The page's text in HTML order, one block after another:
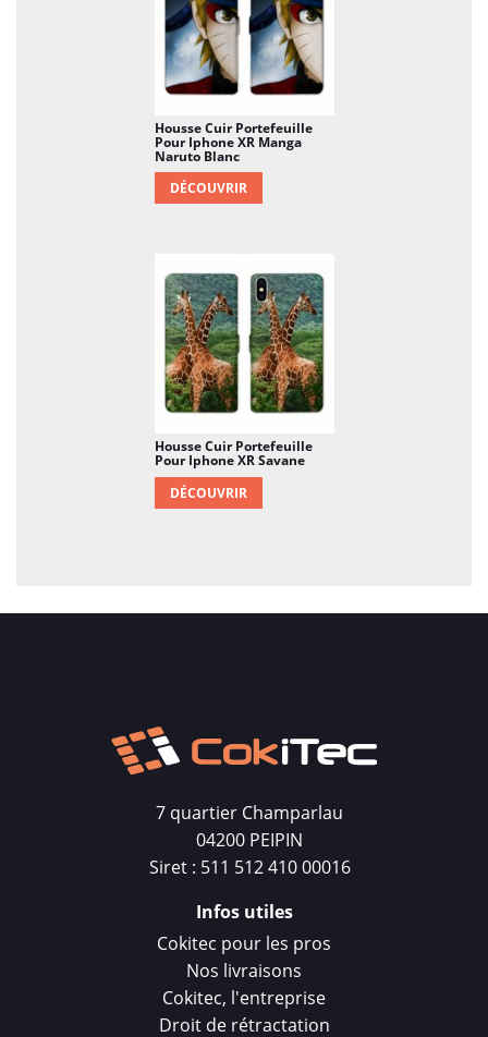
Housse Cuir Portefeuille
Pour Iphone XR Manga
Naruto Blanc
DÉCOUVRIR
Housse Cuir Portefeuille
Pour Iphone XR Savane
DÉCOUVRIR
7 quartier Champarlau
04200 PEIPIN
Siret : 511 512 410 00016
Infos utiles
Cokitec pour les pros
Nos livraisons
Cokitec, l'entreprise
Droit de rétractation